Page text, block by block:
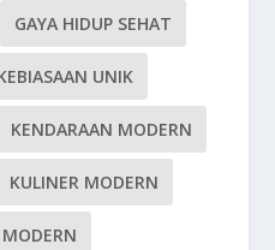
GAYA HIDUP SEHAT
UNIK
KENDARAAN MODERN
KULINER MODERN
MODERN